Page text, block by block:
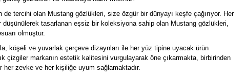
de tercihi olan Mustang gözlükleri, size özgür bir dünyayı keşfe çağırıyor. Her
düşünülerek tasarlanan eşsiz bir koleksiyona sahip olan Mustang gözlükleri,
olmuştur.
köşeli ve yuvarlak çerçeve dizaynları ile her yüz tipine uyacak ürün
çizgiler markanın estetik kalitesini vurgulayarak öne çıkarmakta, birbirinden
her zevke ve her kişiliğe uyum sağlamaktadır.